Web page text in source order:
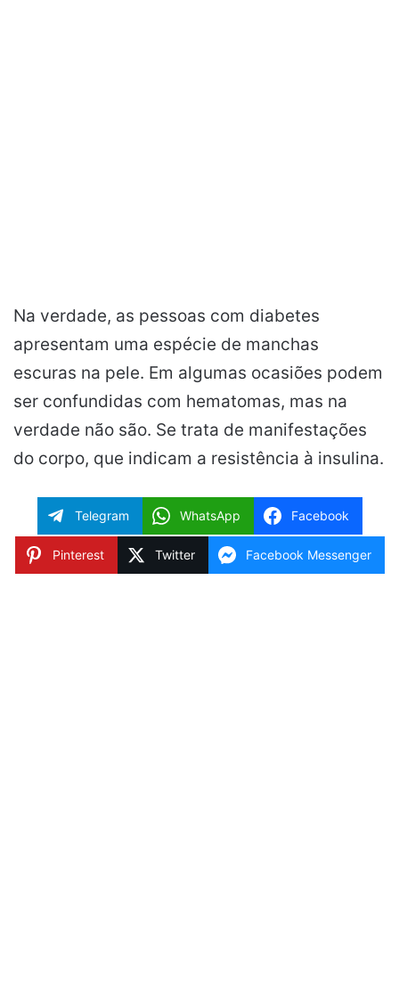
Na verdade, as pessoas com diabetes
apresentam uma espécie de manchas
escuras na pele. Em algumas ocasiões podem
ser confundidas com hematomas, mas na
verdade não são. Se trata de manifestações
do corpo, que indicam a resistência à insulina.
Telegram WhatsApp Facebook
Pinterest Twitter Facebook Messenger